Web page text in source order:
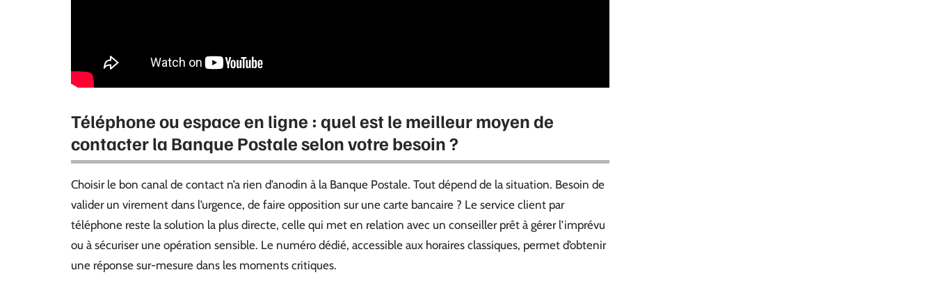
Téléphone ou espace en ligne : quel est le meilleur moyen de
contacter la Banque Postale selon votre besoin ?
Choisir le bon canal de contact n’a rien d’anodin à la Banque Postale. Tout dépend de la situation. Besoin de
valider un virement dans l’urgence, de faire opposition sur une carte bancaire ? Le service client par
téléphone reste la solution la plus directe, celle qui met en relation avec un conseiller prêt à gérer l’imprévu
ou à sécuriser une opération sensible. Le numéro dédié, accessible aux horaires classiques, permet d’obtenir
une réponse sur-mesure dans les moments critiques.